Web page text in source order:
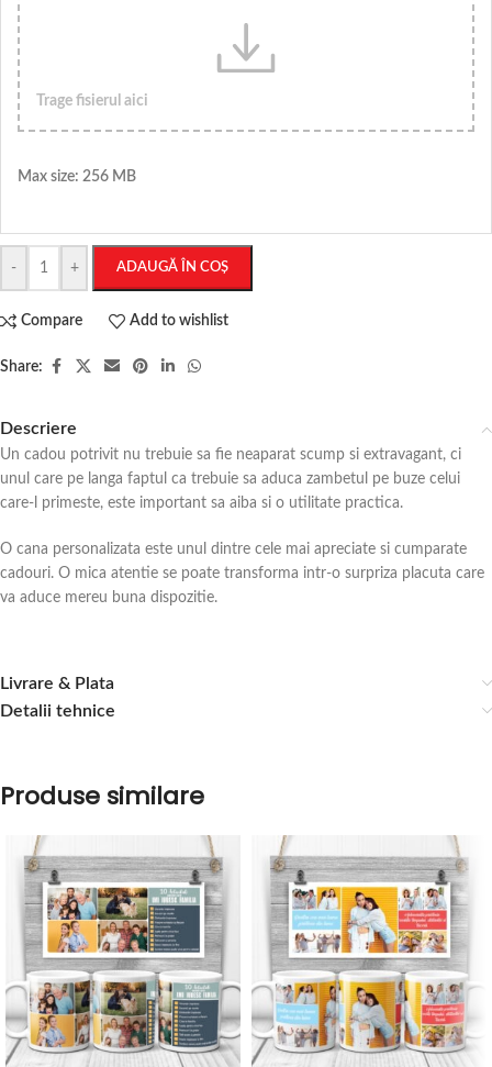
Trage fisierul aici
Max size: 256 MB
- + ADAUGĂ ÎN COȘ
Compare Add to wishlist
Share:
Descriere
Un cadou potrivit nu trebuie sa fie neaparat scump si extravagant, ci
unul care pe langa faptul ca trebuie sa aduca zambetul pe buze celui
care-l primeste, este important sa aiba si o utilitate practica.
O cana personalizata este unul dintre cele mai apreciate si cumparate
cadouri. O mica atentie se poate transforma intr-o surpriza placuta care
va aduce mereu buna dispozitie.
Livrare & Plata
Detalii tehnice
Produse similare